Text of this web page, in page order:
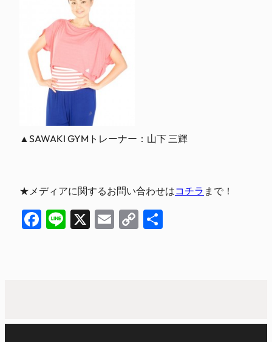
▲SAWAKI GYMトレーナー：山下 三輝
★メディアに関するお問い合わせはコチラ まで！
Facebook
Line
X EmailCopy